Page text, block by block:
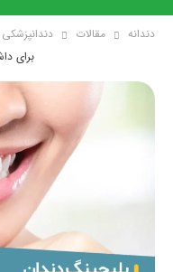
دندانه مقالات
برای